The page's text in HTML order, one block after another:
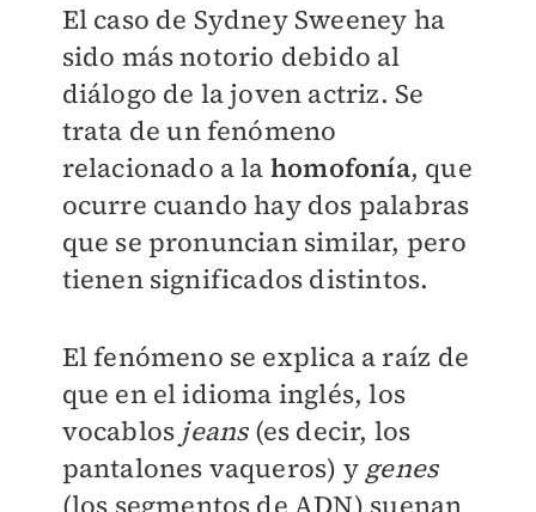
El caso de Sydney Sweeney ha
sido más notorio debido al
diálogo de la joven actriz. Se
trata de un fenómeno
relacionado a la homofonía, que
ocurre cuando hay dos palabras
que se pronuncian similar, pero
tienen significados distintos.
El fenómeno se explica a raíz de
que en el idioma inglés, los
vocablos jeans (es decir, los
pantalones vaqueros) y genes